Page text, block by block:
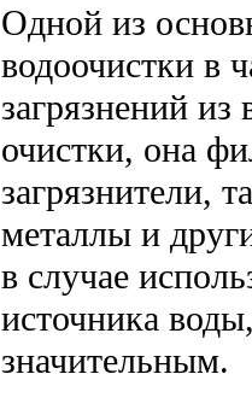
Одной из
водоочистки в
загрязнений из
очистки, она
загрязнители,
металлы и
в случае
источника
значительным.